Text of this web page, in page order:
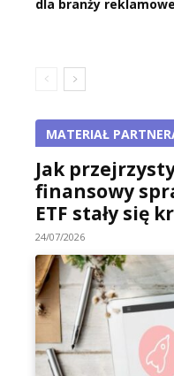
dla branży
MATERIAŁ
Jak
finansowy
ETF stały się
24/07/2026